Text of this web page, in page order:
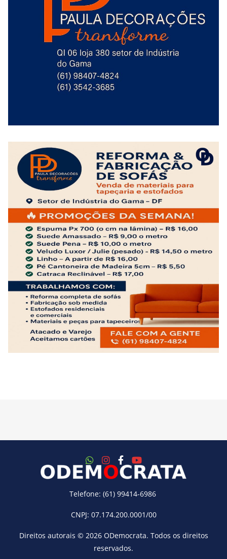
Telefone: (61) 99414-6986
CNPJ: 07.174.200.0001/00
Direitos autorais © 2026 ODemocrata. Todos os direitos
reservados.